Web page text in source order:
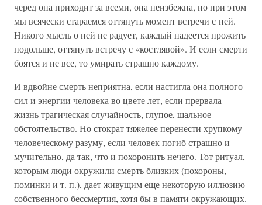
черед она приходит за всеми, она неизбежна, но при этом
мы всячески стараемся оттянуть момент встречи с ней.
Никого мысль о ней не радует, каждый надеется прожить
подольше, оттянуть встречу с «костлявой». И если смерти
боятся и не все, то умирать страшно каждому.
И вдвойне смерть неприятна, если настигла она полного
сил и энергии человека во цвете лет, если прервала
жизнь трагическая случайность, глупое, шальное
обстоятельство. Но стократ тяжелее перенести хрупкому
человеческому разуму, если человек погиб страшно и
мучительно, да так, что и похоронить нечего. Тот ритуал,
которым люди окружили смерть близких (похороны,
поминки и т. п.), дает живущим еще некоторую иллюзию
собственного бессмертия, хотя бы в памяти окружающих.